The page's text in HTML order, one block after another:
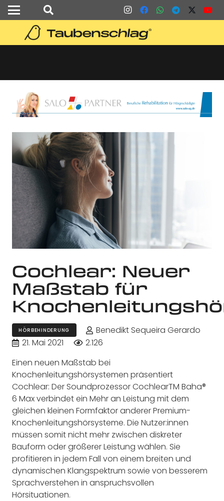
Cochlear: Neuer
Maßstab für
HÖRBEHINDERUNG
Benedikt Sequeira Gerardo
21. Mai 2021
2.126
Einen neuen Maßstab bei
Knochenleitungshörsystemen präsentiert
Cochlear: Der Soundprozessor CochlearTM Baha®
6 Max verbindet ein Mehr an Leistung mit dem
gleichen kleinen Formfaktor anderer Premium-
Knochenleitungshörsysteme. Die Nutzer:innen
müssen somit nicht mehr zwischen diskreter
Bauform oder größerer Leistung wählen. Sie
profitieren in jedem Fall von einem breiten und
dynamischen Klangspektrum sowie von besserem
Sprachverstehen in anspruchsvollen
Hörsituationen.